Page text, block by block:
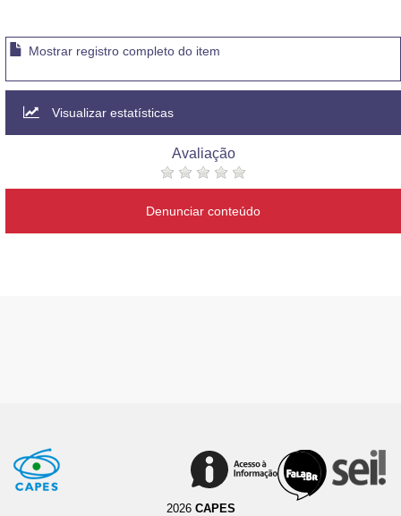
Mostrar registro completo do item
Visualizar estatísticas
Avaliação
Denunciar conteúdo
2026 CAPES